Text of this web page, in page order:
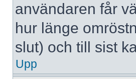
användaren får
hur länge
slut) och till sist
Upp